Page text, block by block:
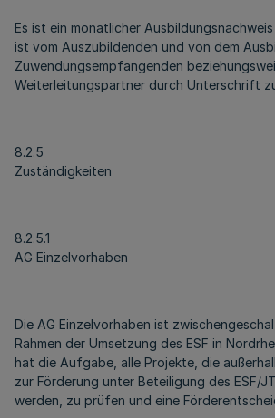
Es ist ein monatlicher
ist vom Auszubildenden und von dem
Zuwendungsempfangenden
Weiterleitungspartner durch Unterschrift
8.2.5
Zuständigkeiten
8.2.5.1
AG Einzelvorhaben
Die AG Einzelvorhaben ist
Rahmen der Umsetzung des ESF in
hat die Aufgabe, alle Projekte, die
zur Förderung unter Beteiligung des ESF/
werden, zu prüfen und eine